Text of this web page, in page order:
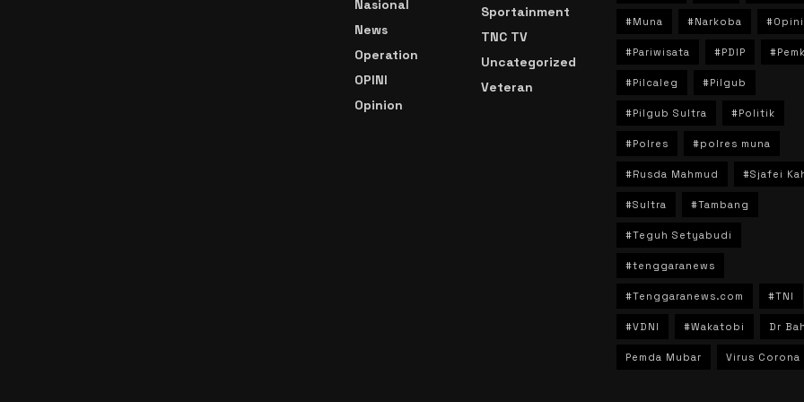
Nasional
News
Operation
OPINI
Opinion
Sportainment
TNC TV
Uncategorized
Veteran
#Muna #Narkoba #Opini
#Pariwisata #PDIP
#Pilcaleg #Pilgub
#Pilgub Sultra #Politik
#Polres #polres muna
#Rusda Mahmud #Sjafei
#Sultra #Tambang
#Teguh Setyabudi
#tenggaranews
#Tenggaranews.com #TNI
#VDNI #Wakatobi Dr
Pemda Mubar Virus Corona